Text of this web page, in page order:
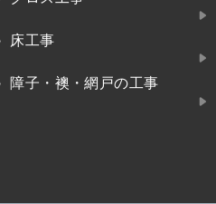
床工事
障子・襖・網戸の工事